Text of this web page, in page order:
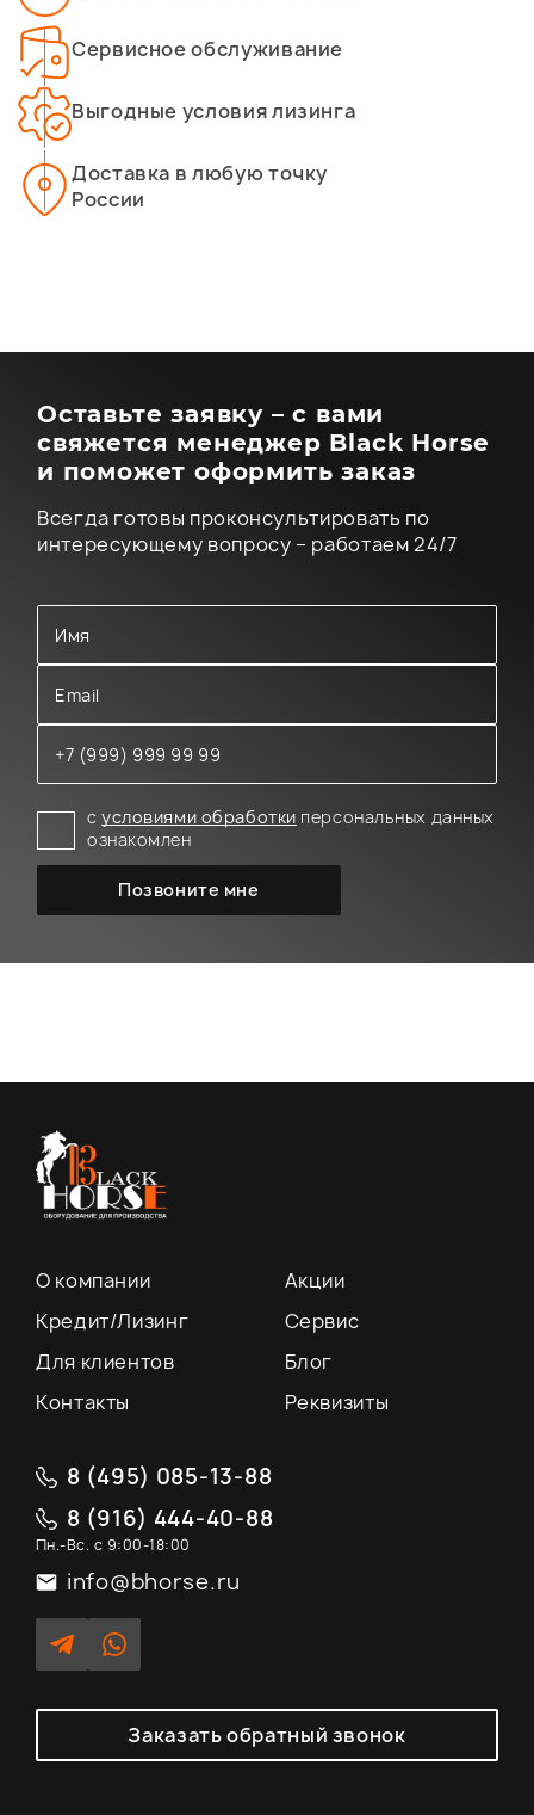
Сервисное обслуживание
Выгодные условия лизинга
Доставка в любую точку
России
Оставьте заявку – с вами
свяжется менеджер Black Horse
и поможет оформить заказ
Всегда готовы проконсультировать по
интересующему вопросу – работаем 24/7
сусловиями обработки персональных данных
ознакомлен
О компании
Акции
Кредит/Лизинг
Сервис
Для клиентов
Блог
Контакты
Реквизиты
8 (495) 085-13-88
8 (916) 444-40-88
Пн.-Вс. с 9:00-18:00
info@bhorse.ru
Заказать обратный звонок